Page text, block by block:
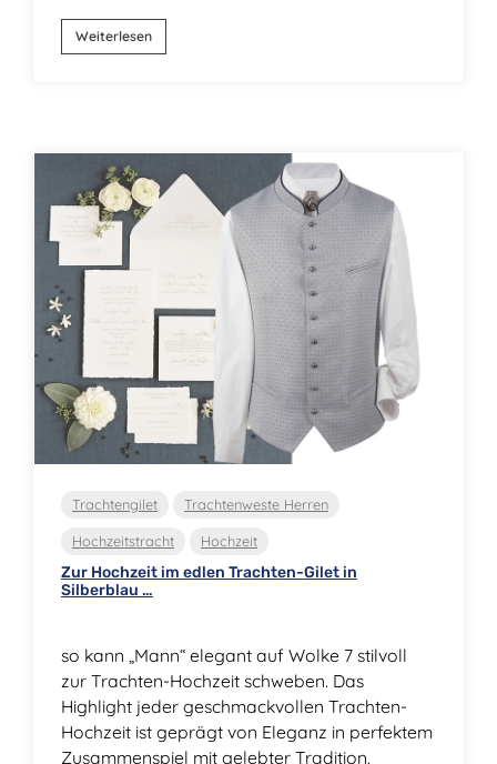
Weiterlesen
Trachtengilet Trachtenweste Herren
Hochzeitstracht Hochzeit
Zur Hochzeit im edlen Trachten-Gilet in
Silberblau …
so kann „Mann“ elegant auf Wolke 7 stilvoll
zur Trachten-Hochzeit schweben. Das
Highlight jeder geschmackvollen Trachten-
Hochzeit ist geprägt von Eleganz in perfektem
Zusammenspiel mit gelebter Tradition.